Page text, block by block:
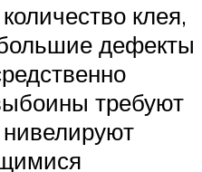
клея,
дефекты
требуют